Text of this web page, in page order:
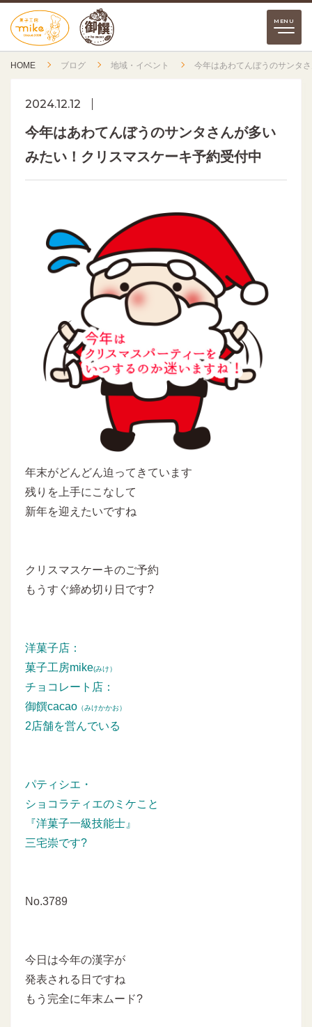
HOME ブログ 地域・イベント 今年はあわてんぼうのサンタ
2024.12.12
今年はあわてんぼうのサンタさんが多い
みたい！クリスマスケーキ予約受付中
年末がどんどん迫ってきています
残りを上手にこなして
新年を迎えたいですね
クリスマスケーキのご予約
もうすぐ締め切り日です?
洋菓子店：
菓子工房mike(みけ）
チョコレート店：
御饌cacao （みけかかお）
2店舗を営んでいる
パティシエ・
ショコラティエのミケこと
『洋菓子一級技能士』
三宅崇です?
No.3789
今日は今年の漢字が
発表される日ですね
もう完全に年末ムード?